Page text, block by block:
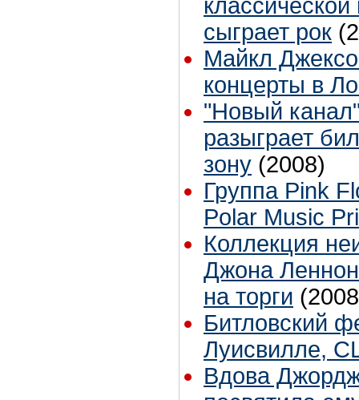
сыграет рок
Майкл
концерты в
"Новый
разыграет
зону (2008)
Группа Pink
Polar Music
Коллекция
Джона
на торги
Битловский
Луисвилле,
Вдова